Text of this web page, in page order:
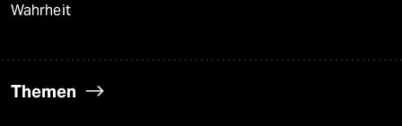
Wahrheit
Themen